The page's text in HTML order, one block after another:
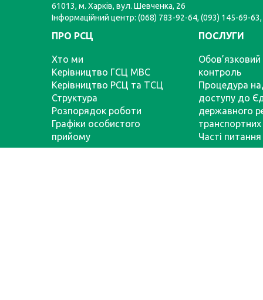
61013, м. Харків, вул. Шевченка, 26
Інформаційний центр: (068) 783-92-64, (093) 145-69-
ПРО РСЦ
Хто ми
Керівництво ГСЦ МВС
Керівництво РСЦ та ТСЦ
Структура
Розпорядок роботи
Графіки особистого
прийому
ПОСЛУГИ
Обов’язковий
контроль
Процедура
доступу до
державного
транспортних
Часті питання